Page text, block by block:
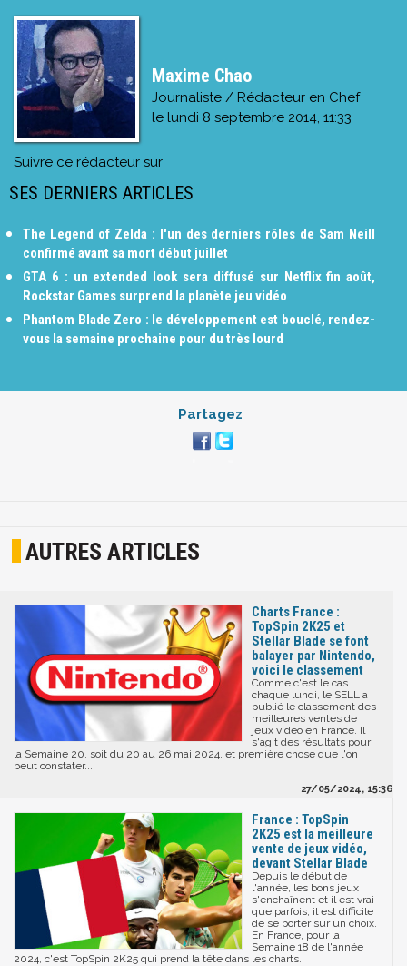
Maxime Chao
Journaliste / Rédacteur en Chef
le lundi 8 septembre 2014, 11:33
Suivre ce rédacteur sur
SES DERNIERS ARTICLES
The Legend of Zelda : l'un des derniers rôles de Sam Neill
confirmé avant sa mort début juillet
GTA 6 : un extended look sera diffusé sur Netflix fin août,
Rockstar Games surprend la planète jeu vidéo
Phantom Blade Zero : le développement est bouclé, rendez-
vous la semaine prochaine pour du très lourd
Partagez
AUTRES ARTICLES
Charts France :
TopSpin 2K25 et
Stellar Blade se font
balayer par Nintendo,
voici le classement
Comme c'est le cas
chaque lundi, le SELL a
publié le classement des
meilleures ventes de
jeux vidéo en France. Il
s'agit des résultats pour
la Semaine 20, soit du 20 au 26 mai 2024, et première chose que l'on
peut constater...
27/05/2024, 15:36
France : TopSpin
2K25 est la meilleure
vente de jeux vidéo,
devant Stellar Blade
Depuis le début de
l'année, les bons jeux
s'enchaînent et il est vrai
que parfois, il est difficile
de se porter sur un choix.
En France, pour la
Semaine 18 de l'année
2024, c'est TopSpin 2K25 qui prend la tête dans les charts.